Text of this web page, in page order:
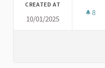
CREATED AT
10/01/2025
8